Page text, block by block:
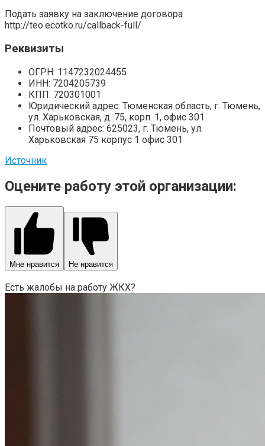
Подать заявку на заключение договора
http://teo.ecotko.ru/callback-full/
Реквизиты
ОГРН: 1147232024455
ИНН: 7204205739
КПП: 720301001
Юридический адрес: Тюменская область, г. Тюмень,
ул. Харьковская, д. 75, корп. 1, офис 301
Почтовый адрес: 625023, г. Тюмень, ул.
Харьковская 75 корпус 1 офис 301
Источник
Оцените работу этой организации:
Мне нравится Не нравится
Есть жалобы на работу ЖКХ?